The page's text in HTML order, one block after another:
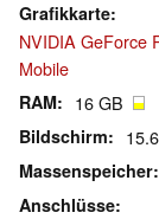
Grafikkarte
NVIDIA GeForce
Mobile
RAM 16 GB
Bildschirm
Massenspeicher
Anschlüsse